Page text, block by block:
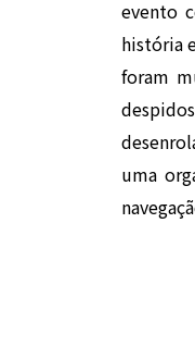
evento
história
foram
uma